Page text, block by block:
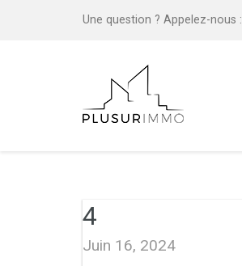
Une question ? Appelez-nous :
4
Juin 16, 2024